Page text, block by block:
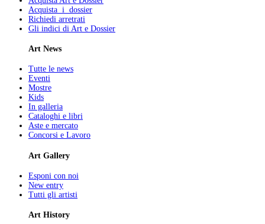
Acquista i dossier
Richiedi arretrati
Gli indici di Art e Dossier
Art News
Tutte le news
Eventi
Mostre
Kids
In galleria
Cataloghi e libri
Aste e mercato
Concorsi e Lavoro
Art Gallery
Esponi con noi
New entry
Tutti gli artisti
Art History